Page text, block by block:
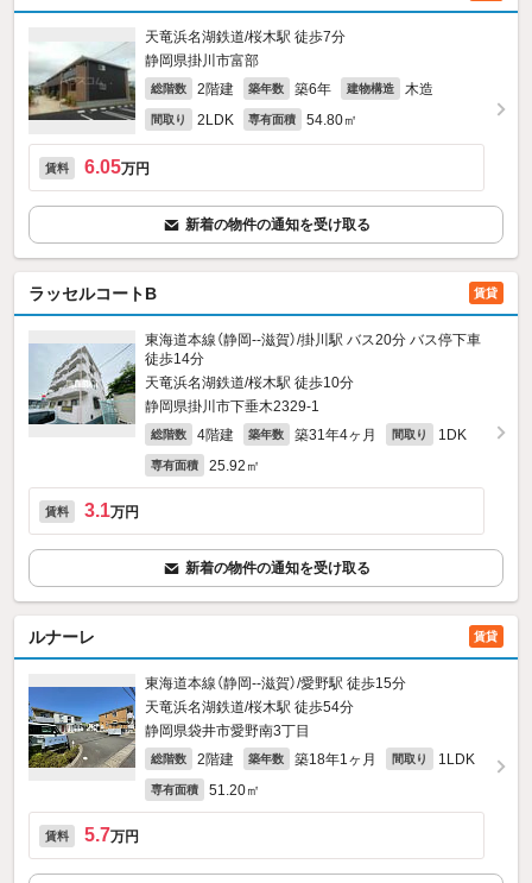
天竜浜名湖鉄道/桜木駅 徒歩7分
静岡県掛川市富部
総階数 2階建 築年数 築6年 建物構造 木造
間取り 2LDK 専有面積 54.80㎡
賃料 6.05万円
新着の物件の通知を受け取る
ラッセルコートB 賃貸
東海道本線（静岡--滋賀）/掛川駅 バス20分 バス停下車
徒歩14分
天竜浜名湖鉄道/桜木駅 徒歩10分
静岡県掛川市下垂木2329‐1
総階数 4階建 築年数 築31年4ヶ月 間取り 1DK
専有面積 25.92㎡
賃料 3.1万円
新着の物件の通知を受け取る
ルナーレ 賃貸
東海道本線（静岡--滋賀）/愛野駅 徒歩15分
天竜浜名湖鉄道/桜木駅 徒歩54分
静岡県袋井市愛野南3丁目
総階数 2階建 築年数 築18年1ヶ月 間取り 1LDK
専有面積 51.20㎡
賃料 5.7万円